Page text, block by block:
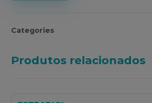
Categories
Produtos relacionados